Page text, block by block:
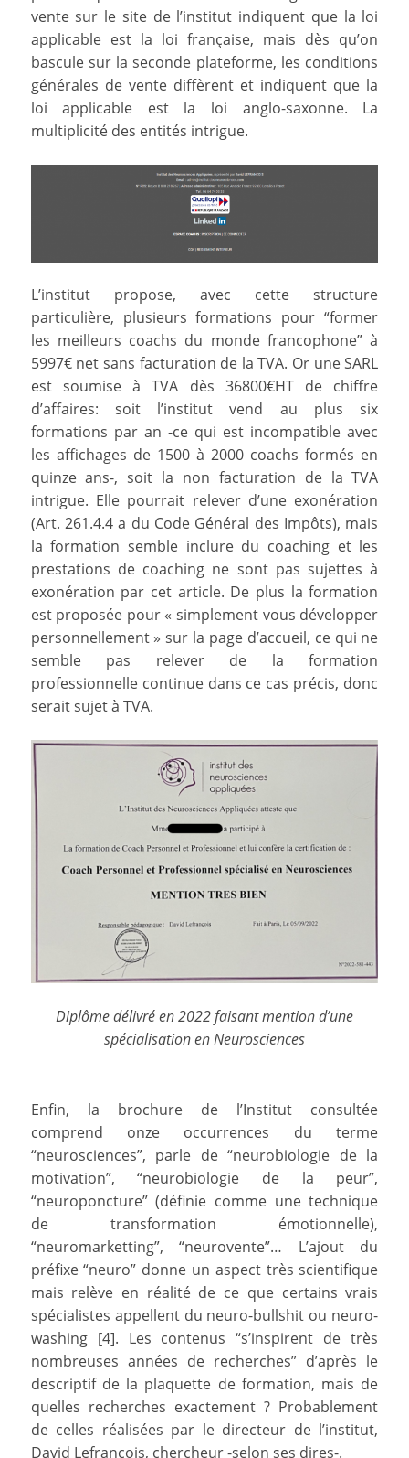
vente sur le site de l’institut indiquent que la loi
applicable est la loi française, mais dès qu’on
bascule sur la seconde plateforme, les conditions
générales de vente diffèrent et indiquent que la
loi applicable est la loi anglo-saxonne. La
multiplicité des entités intrigue.
L’institut propose, avec cette structure
particulière, plusieurs formations pour “former
les meilleurs coachs du monde francophone” à
5997€ net sans facturation de la TVA. Or une SARL
est soumise à TVA dès 36800€HT de chiffre
d’affaires: soit l’institut vend au plus six
formations par an -ce qui est incompatible avec
les affichages de 1500 à 2000 coachs formés en
quinze ans-, soit la non facturation de la TVA
intrigue. Elle pourrait relever d’une exonération
(Art. 261.4.4 a du Code Général des Impôts), mais
la formation semble inclure du coaching et les
prestations de coaching ne sont pas sujettes à
exonération par cet article. De plus la formation
est proposée pour « simplement vous développer
personnellement » sur la page d’accueil, ce qui ne
semble pas relever de la formation
professionnelle continue dans ce cas précis, donc
serait sujet à TVA.
Diplôme délivré en 2022 faisant mention d’une
spécialisation en Neurosciences
Enfin, la brochure de l’Institut consultée
comprend onze occurrences du terme
“neurosciences”, parle de “neurobiologie de la
motivation”, “neurobiologie de la peur”,
“neuroponcture” (définie comme une technique
de transformation émotionnelle),
“neuromarketting”, “neurovente”… L’ajout du
préfixe “neuro” donne un aspect très scientifique
mais relève en réalité de ce que certains vrais
spécialistes appellent du neuro-bullshit ou neuro-
washing [4]. Les contenus “s’inspirent de très
nombreuses années de recherches” d’après le
descriptif de la plaquette de formation, mais de
quelles recherches exactement ? Probablement
de celles réalisées par le directeur de l’institut,
David Lefrancois, chercheur -selon ses dires-.